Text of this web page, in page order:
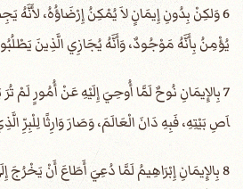
6 وَلكِنْ بِدُونِ إِيمَانٍ لاَ يُمْكِنُ إِرْضَاؤُهُ، لأَنَّهُ
يُؤْمِنُ بِأَنَّهُ مَوْجُودٌ، وَأَنَّهُ يُجَازِي الَّذِينَ
7 بِالإِيمَانِ نُوحٌ لَمَّا أُوحِيَ إِلَيْهِ عَنْ أُمُورٍ لَمْ
اَصِ بَيْتِهِ، فَبِهِ دَانَ الْعَالَمَ، وَصَارَ وَارِثًا لِلْبِرِّ
8 بِالإِيمَانِ إِبْرَاهِيمُ لَمَّا دُعِيَ أَطَاعَ أَنْ يَخْرُجَ